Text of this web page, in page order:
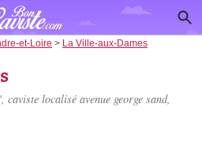
et-Loire > La Ville-aux-Dames
caviste localisé avenue george sand,